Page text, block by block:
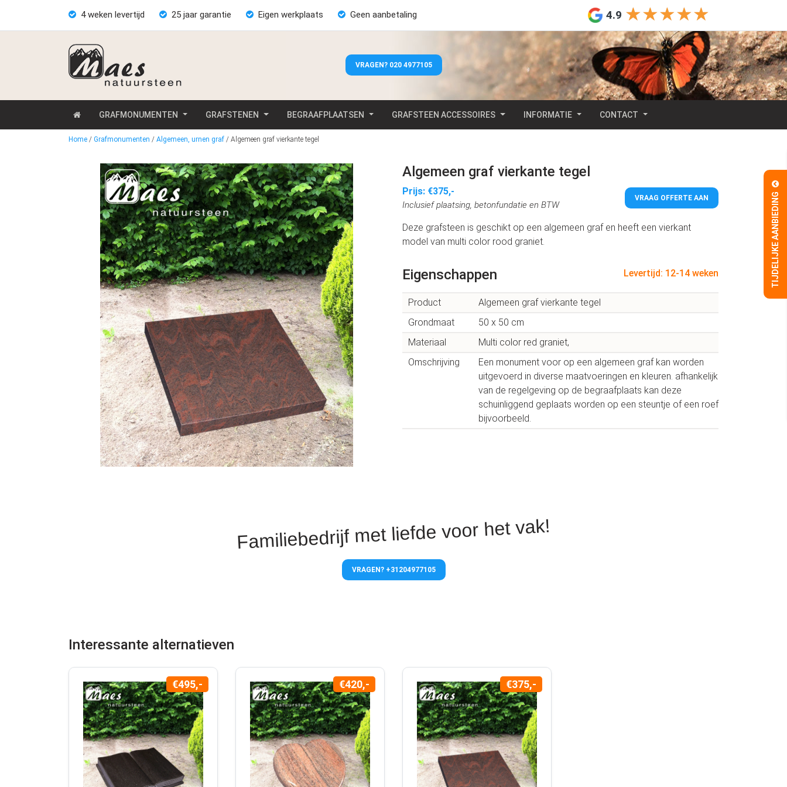
4 weken levertijd 25 jaar garantie Eigen werkplaats Geen aanbetaling 4.9 ★★★★★
★★★★★
VRAGEN? 020 4977105
GRAFMONUMENTEN GRAFSTENEN BEGRAAFPLAATSEN GRAFSTEEN ACCESSOIRES INFORMATIE CONTACT
Home / Grafmonumenten / Algemeen, urnen graf / Algemeen graf vierkante tegel
Algemeen graf vierkante tegel
Prijs: €375,-
Inclusief plaatsing, betonfundatie en BTW
Deze grafsteen is geschikt op een algemeen graf en heeft een vierkant
model van multi color rood graniet.
VRAAG OFFERTE AAN
Levertijd: 12-14 weken
Eigenschappen
Product
Algemeen graf vierkante tegel
Grondmaat
50 x 50 cm
Materiaal
Multi color red graniet,
Omschrijving
Een monument voor op een algemeen graf kan worden
uitgevoerd in diverse maatvoeringen en kleuren. afhankelijk
van de regelgeving op de begraafplaats kan deze
schuinliggend geplaats worden op een steuntje of een roef
bijvoorbeeld.
Familiebedrijf met liefde voor het vak!
VRAGEN? +31204977105
Interessante alternatieven
€495,- €420,- €375,-
TIJDELIJKE AANBIEDING